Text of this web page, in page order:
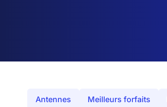
Antennes Meilleurs forfaits